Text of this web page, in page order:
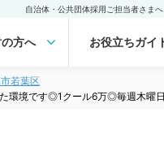
自治体・公共団体採用ご担当者さまへ
方へ お役立ちガイ
若葉区
境です◎1クール6万◎毎週木曜